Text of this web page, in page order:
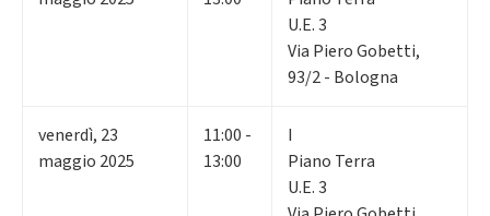
U.E. 3
Via Piero Gobetti,
93/2 - Bologna
venerdì, 23
maggio 2025
11:00 -
13:00
I
Piano Terra
U.E. 3